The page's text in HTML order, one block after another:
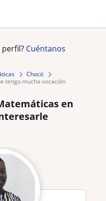
Cuéntanos
Chocó
tengo mucha vocación
en